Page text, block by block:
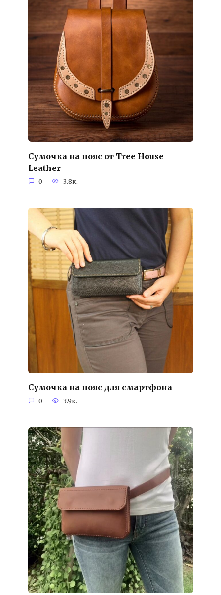
Сумочка на пояс от Tree House
Leather
0 3.8к.
Сумочка на пояс для смартфона
0 3.9к.